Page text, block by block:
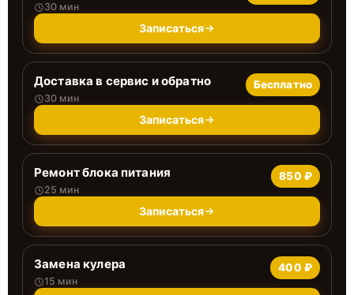
30 мин
Записаться
Доставка в сервис и обратно
30 мин
Бесплатно
Записаться
Ремонт блока питания
25 мин
850 ₽
Записаться
Замена кулера
15 мин
400 ₽